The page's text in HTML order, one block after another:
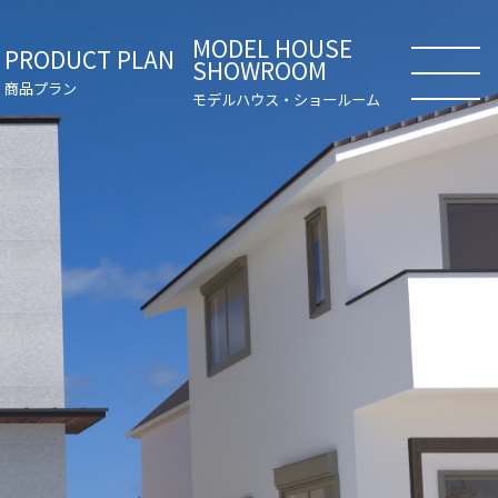
PRODUCT PLAN
商品プラン
MODEL HOUSE
SHOWROOM
モデルハウス・ショールーム